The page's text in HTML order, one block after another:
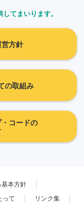
てまいります。
方針
の取組み
コードの
本方針
って リンク集